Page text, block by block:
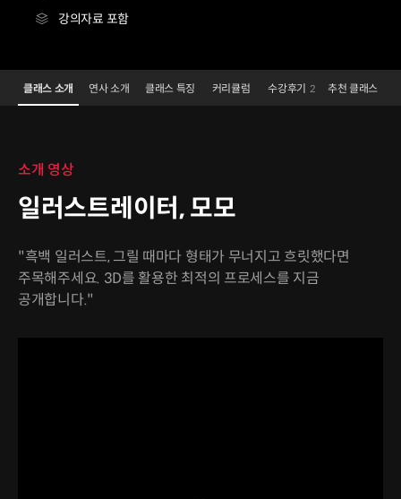
강의자료 포함
일러스트레이터 모모Details
Configuration Information Shortcuts
클래스 소개 연사 소개 클래스 특징 커리큘럼 수강후기 2 추천 클래스
소개 영상
일러스트레이터, 모모
"흑백 일러스트, 그릴 때마다 형태가 무너지고 흐릿했다면
주목해주세요. 3D를 활용한 최적의 프로세스를 지금
공개합니다."